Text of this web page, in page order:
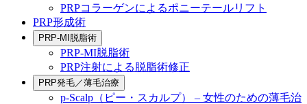
PRPコラーゲンによるポニーテールリフト
PRP形成術
PRP-MI脱脂術
PRP-MI脱脂術
PRP注射による脱脂術修正
PRP発毛／薄毛治療
p-Scalp（ピー・スカルプ） – 女性のための薄毛治